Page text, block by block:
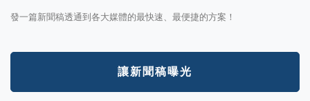
發一篇新聞稿透通到各大媒體的最快速、最便捷的方案！
讓新聞稿曝光